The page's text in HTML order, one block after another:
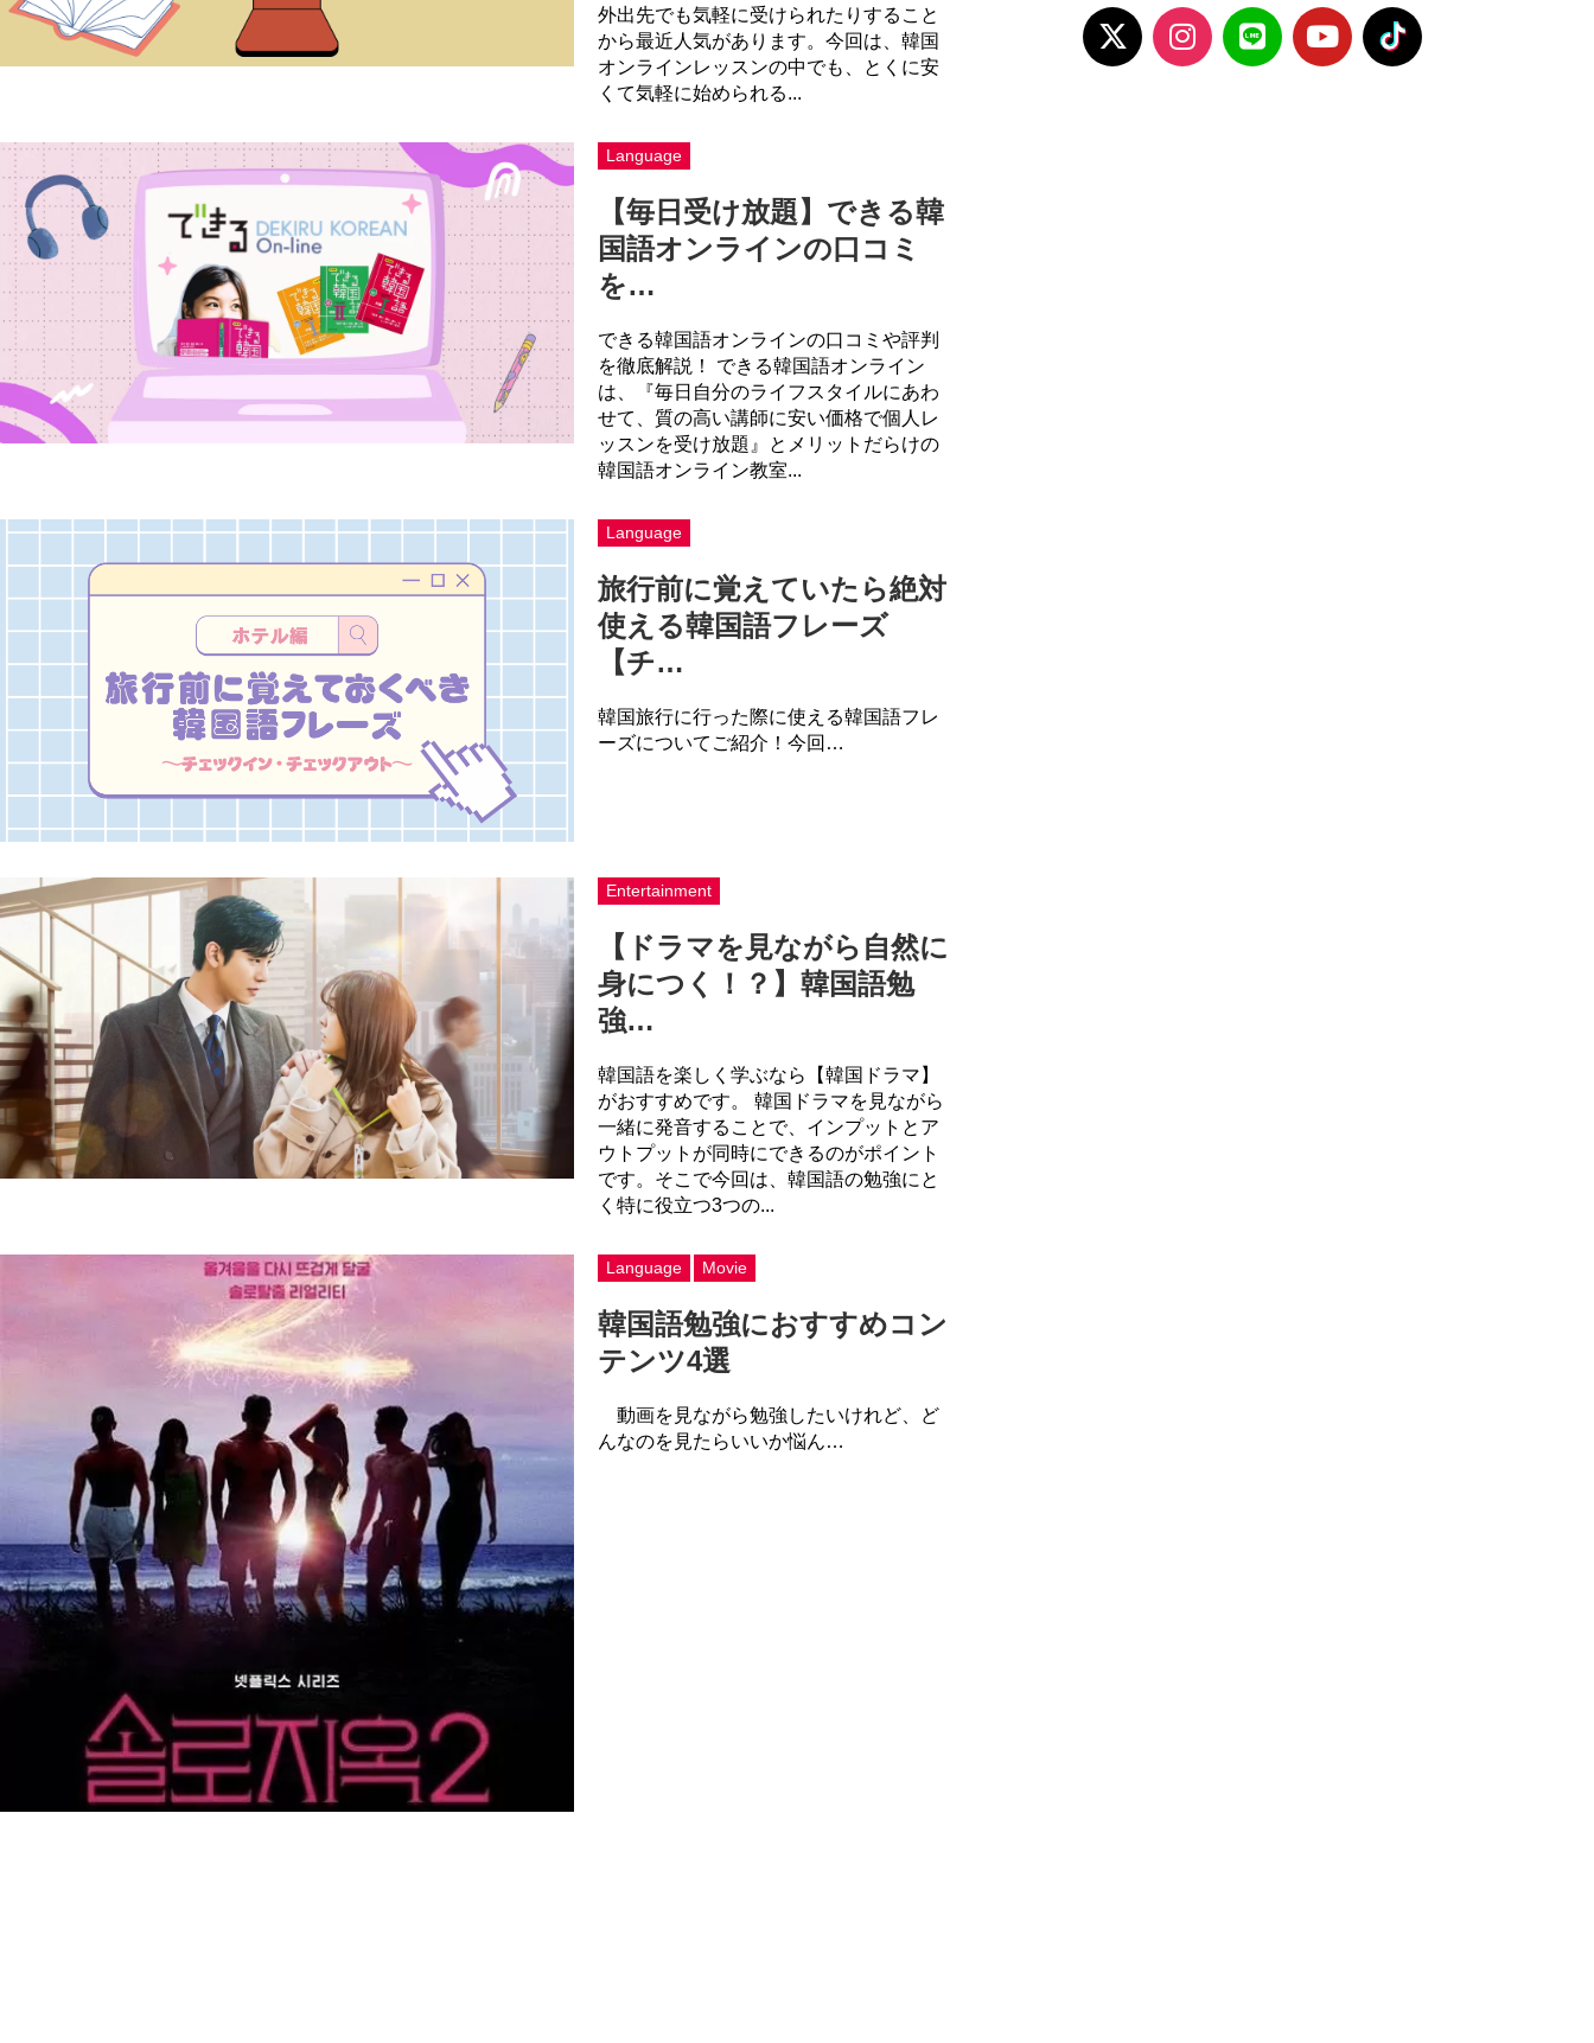
外出先でも気軽に受けられたりすること
から最近人気があります。今回は、韓国
オンラインレッスンの中でも、とくに安
くて気軽に始められる...
Language
【毎日受け放題】できる韓
国語オンラインの口コミ
を…
できる韓国語オンラインの口コミや評判
を徹底解説！ できる韓国語オンライン
は、『毎日自分のライフスタイルにあわ
せて、質の高い講師に安い価格で個人レ
ッスンを受け放題』とメリットだらけの
韓国語オンライン教室...
Language
旅行前に覚えていたら絶対
使える韓国語フレーズ
【チ…
韓国旅行に行った際に使える韓国語フレ
ーズについてご紹介！今回…
Entertainment
【ドラマを見ながら自然に
身につく！？】韓国語勉
強…
韓国語を楽しく学ぶなら【韓国ドラマ】
がおすすめです。 韓国ドラマを見ながら
一緒に発音することで、インプットとア
ウトプットが同時にできるのがポイント
です。そこで今回は、韓国語の勉強にと
く特に役立つ3つの...
Language Movie
韓国語勉強におすすめコン
テンツ4選
動画を見ながら勉強したいけれど、ど
んなのを見たらいいか悩ん…